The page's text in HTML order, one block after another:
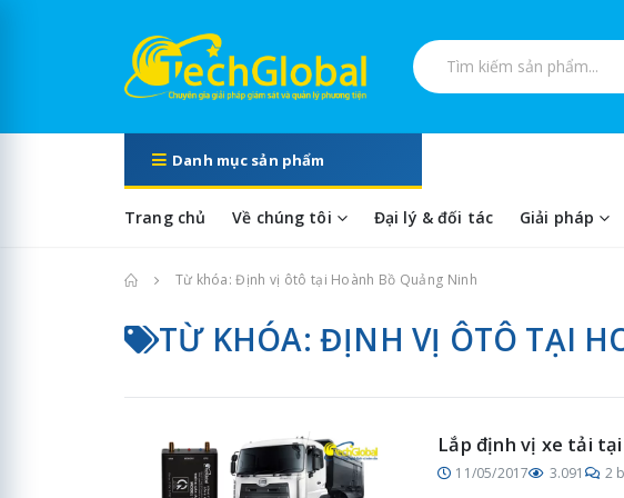
Tìm kiếm sản phẩm
Danh mục sản phẩm
Trang chủ Về chúng tôi Đại lý & đối tác Giải pháp
Trang chủTừ khóa: Định vị ôtô tại Hoành Bồ Quảng Ninh
TỪ KHÓA: ĐỊNH VỊ ÔTÔ TẠI
Lắp định vị xe tải
11/05/2017 3.091 2